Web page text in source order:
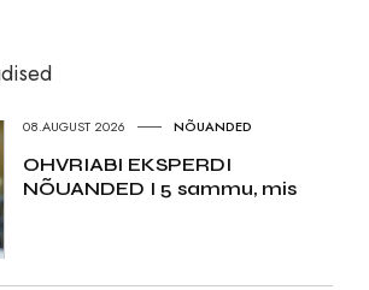
08.AUGUST 2026 NÕUANDED
OHVRIABI EKSPERDI
NÕUANDED I 5 sammu, mis